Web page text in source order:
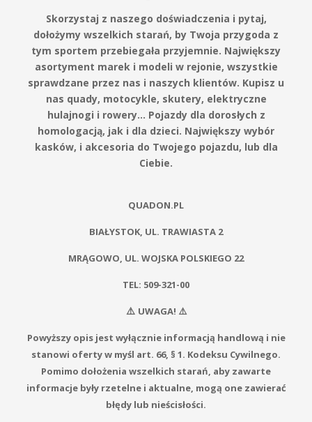
Skorzystaj z naszego doświadczenia i pytaj,
dołożymy wszelkich starań, by Twoja przygoda z
tym sportem przebiegała przyjemnie. Największy
asortyment marek i modeli w rejonie, wszystkie
sprawdzane przez nas i naszych klientów. Kupisz u
nas quady, motocykle, skutery, elektryczne
hulajnogi i rowery… Pojazdy dla dorosłych z
homologacją, jak i dla dzieci. Największy wybór
kasków, i akcesoria do Twojego pojazdu, lub dla
Ciebie.
QUADON.PL
BIAŁYSTOK, UL. TRAWIASTA 2
MRĄGOWO, UL. WOJSKA POLSKIEGO 22
TEL: 509-321-00
⚠️ UWAGA! ⚠️
Powyższy opis jest wyłącznie informacją handlową i nie
stanowi oferty w myśl art. 66, § 1. Kodeksu Cywilnego.
Pomimo dołożenia wszelkich starań, aby zawarte
informacje były rzetelne i aktualne, mogą one zawierać
błędy lub nieścisłości.